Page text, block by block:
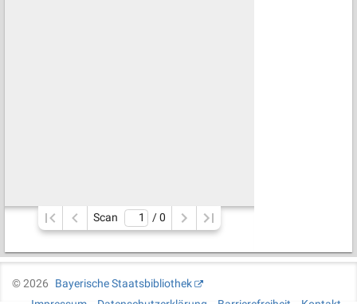
Scan / 0
©2026
Bayerische Staatsbibliothek